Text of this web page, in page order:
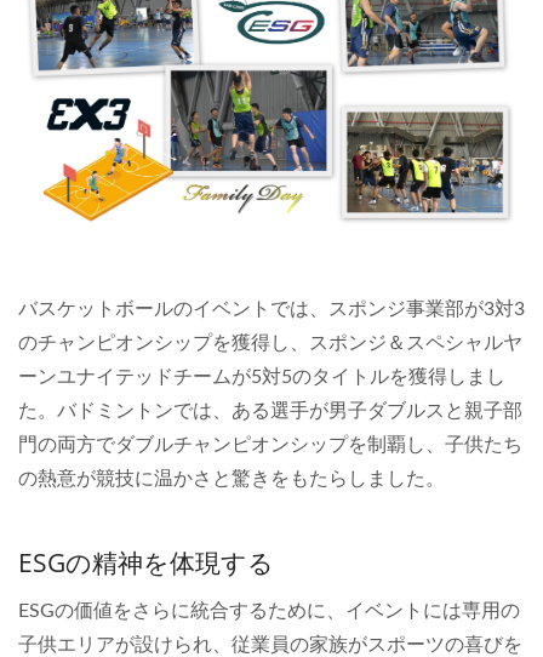
バスケットボールのイベントでは、スポンジ事業部が3対3
のチャンピオンシップを獲得し、スポンジ＆スペシャルヤ
ーンユナイテッドチームが5対5のタイトルを獲得しまし
た。バドミントンでは、ある選手が男子ダブルスと親子部
門の両方でダブルチャンピオンシップを制覇し、子供たち
の熱意が競技に温かさと驚きをもたらしました。
ESGの精神を体現する
ESGの価値をさらに統合するために、イベントには専用の
子供エリアが設けられ、従業員の家族がスポーツの喜びを